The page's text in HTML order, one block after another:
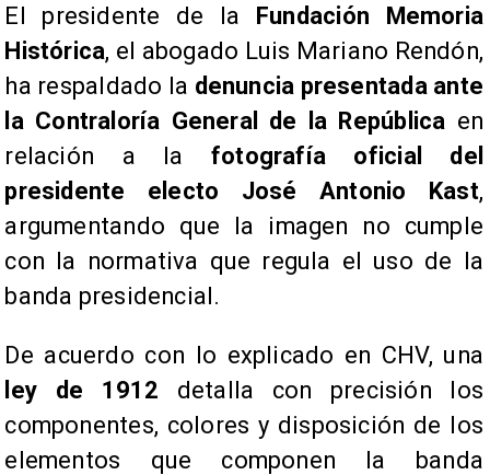
El presidente de la Fundación Memoria
Histórica, el abogado Luis Mariano Rendón,
ha respaldado la denuncia presentada ante
la Contraloría General de la República en
relación a la fotografía oficial del
presidente electo José Antonio Kast,
argumentando que la imagen no cumple
con la normativa que regula el uso de la
banda presidencial.
De acuerdo con lo explicado en CHV, una
ley de 1912 detalla con precisión los
componentes, colores y disposición de los
elementos que componen la banda